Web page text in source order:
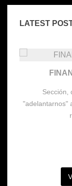
LATEST
Sección,
"adelantarnos"